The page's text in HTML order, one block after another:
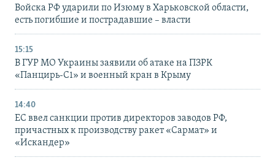
Войска РФ ударили по Изюму в Харьковской области,
есть погибшие и пострадавшие – власти
15:15
В ГУР МО Украины заявили об атаке на ПЗРК
«Панцирь-С1» и военный кран в Крыму
14:40
ЕС ввел санкции против директоров заводов РФ,
причастных к производству ракет «Сармат» и
«Искандер»